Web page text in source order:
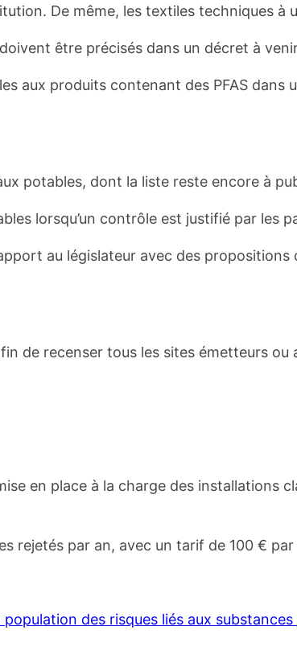
De même, les textiles techniques
être précisés dans un décret à
aux produits contenant des PFAS dans
potables, dont la liste reste encore à
lorsqu’un contrôle est justifié par les
au législateur avec des
de recenser tous les sites émetteurs ou
en place à la charge des installations
rejetés par an, avec un tarif de 100 € par
des risques liés aux